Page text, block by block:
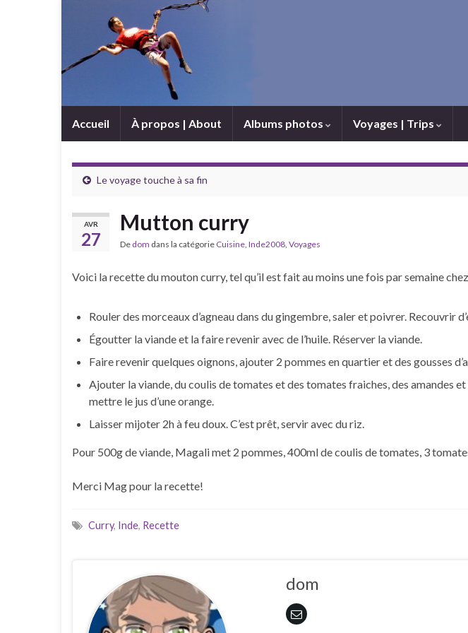
Accueil À propos | About Albums photos Voyages | Trips
Le voyage touche à sa fin
AVR
27
Mutton curry
De dom dans la catégorie Cuisine, Inde2008, Voyages
Voici la recette du mouton curry, tel qu’il est fait au moins une fois par semaine
Rouler des morceaux d’agneau dans du gingembre, saler et poivrer. Recouvrir
Égoutter la viande et la faire revenir avec de l’huile. Réserver la viande.
Faire revenir quelques oignons, ajouter 2 pommes en quartier et des gousses
Ajouter la viande, du coulis de tomates et des tomates fraiches, des amandes
mettre le jus d’une orange.
Laisser mijoter 2h à feu doux. C’est prêt, servir avec du riz.
Pour 500g de viande, Magali met 2 pommes, 400ml de coulis de tomates, 3
Merci Mag pour la recette!
Curry, Inde, Recette
dom